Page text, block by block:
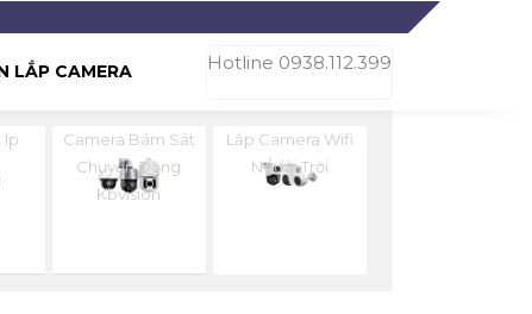
Hotline 0938.112.399
LẮP CAMERA
Ip
Camera Bám Sát
Chuyển Động
Kbvision
Lắp Camera Wifi
Ngoài Trời